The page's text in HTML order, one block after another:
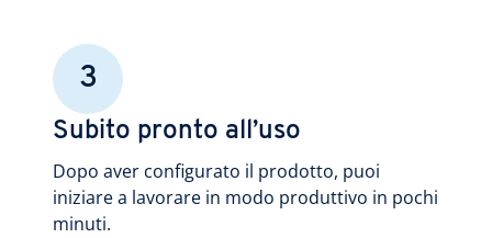
3
Subito pronto all’uso
Dopo aver configurato il prodotto, puoi
iniziare a lavorare in modo produttivo in pochi
minuti.